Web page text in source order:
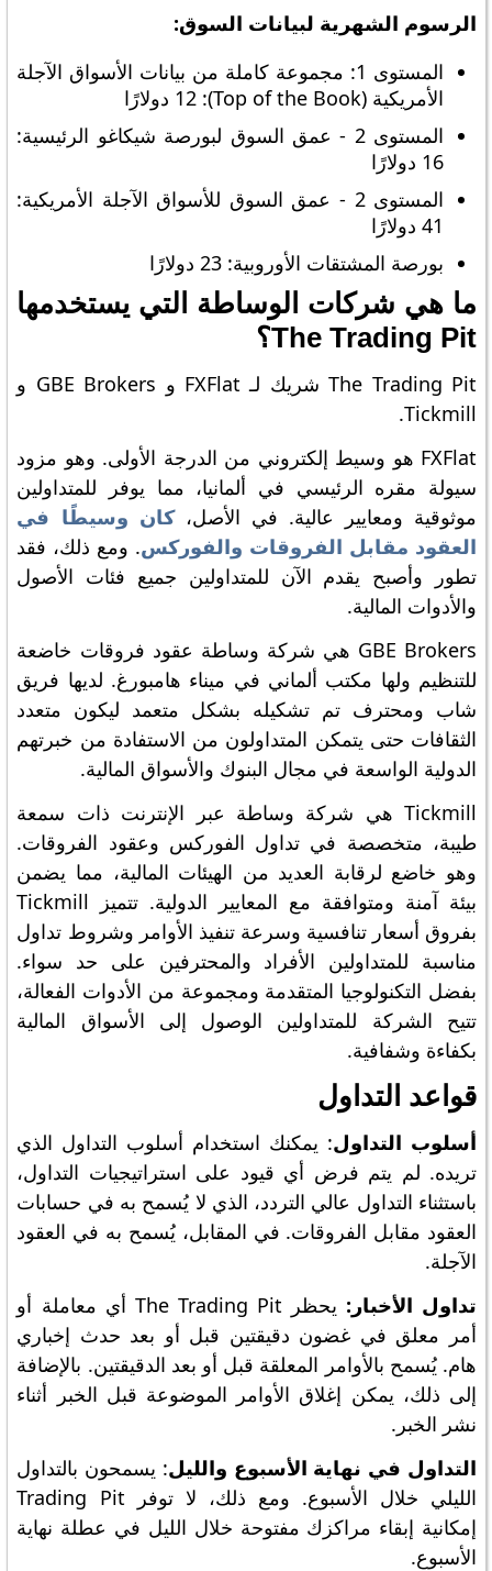
الرسوم الشهرية لبيانات السوق:
المستوى 1: مجموعة كاملة من بيانات الأسواق الآجلة
الأمريكية (Top of the Book): 12 دولارًا
المستوى 2 - عمق السوق لبورصة شيكاغو الرئيسية:
16 دولارًا
المستوى 2 - عمق السوق للأسواق الآجلة الأمريكية:
41 دولارًا
بورصة المشتقات الأوروبية: 23 دولارًا
ما هي شركات الوساطة التي يستخدمها
The Trading Pit؟
The Trading Pit شريك لـ FXFlat و GBE Brokers و
Tickmill.
FXFlat هو وسيط إلكتروني من الدرجة الأولى. وهو مزود
سيولة مقره الرئيسي في ألمانيا، مما يوفر للمتداولين
موثوقية ومعايير عالية. في الأصل،كان وسيطًا في
العقود مقابل الفروقات والفوركس. ومع ذلك، فقد
تطور وأصبح يقدم الآن للمتداولين جميع فئات الأصول
والأدوات المالية.
GBE Brokers هي شركة وساطة عقود فروقات خاضعة
للتنظيم ولها مكتب ألماني في ميناء هامبورغ. لديها فريق
شاب ومحترف تم تشكيله بشكل متعمد ليكون متعدد
الثقافات حتى يتمكن المتداولون من الاستفادة من خبرتهم
الدولية الواسعة في مجال البنوك والأسواق المالية.
Tickmill هي شركة وساطة عبر الإنترنت ذات سمعة
طيبة، متخصصة في تداول الفوركس وعقود الفروقات.
وهو خاضع لرقابة العديد من الهيئات المالية، مما يضمن
بيئة آمنة ومتوافقة مع المعايير الدولية. تتميز Tickmill
بفروق أسعار تنافسية وسرعة تنفيذ الأوامر وشروط تداول
مناسبة للمتداولين الأفراد والمحترفين على حد سواء.
بفضل التكنولوجيا المتقدمة ومجموعة من الأدوات الفعالة،
تتيح الشركة للمتداولين الوصول إلى الأسواق المالية
بكفاءة وشفافية.
قواعد التداول
أسلوب التداول: يمكنك استخدام أسلوب التداول الذي
تريده. لم يتم فرض أي قيود على استراتيجيات التداول،
باستثناء التداول عالي التردد، الذي لا يُسمح به في حسابات
العقود مقابل الفروقات. في المقابل، يُسمح به في العقود
الآجلة.
تداول الأخبار:
يحظر The Trading Pit أي معاملة أو
أمر معلق في غضون دقيقتين قبل أو بعد حدث إخباري
هام. يُسمح بالأوامر المعلقة قبل أو بعد الدقيقتين. بالإضافة
إلى ذلك، يمكن إغلاق الأوامر الموضوعة قبل الخبر أثناء
نشر الخبر.
التداول في نهاية الأسبوع والليل: يسمحون بالتداول
الليلي خلال الأسبوع. ومع ذلك، لا توفر Trading Pit
إمكانية إبقاء مراكزك مفتوحة خلال الليل في عطلة نهاية
الأسبوع.